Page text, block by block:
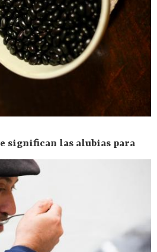
significan las alubias para